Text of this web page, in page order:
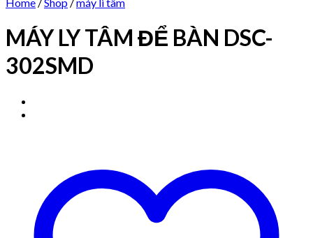
MÁY LY TÂM ĐỂ BÀN DSC-
302SMD